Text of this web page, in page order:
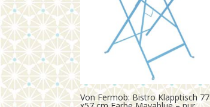
Von Fermob: Bistro Klapptisch 77